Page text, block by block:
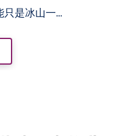
只是冰山一…